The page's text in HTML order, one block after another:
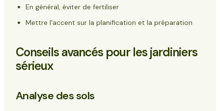
En général, éviter de fertiliser
Mettre l'accent sur la planification et la préparation
Conseils avancés pour les jardiniers
sérieux
Analyse des sols